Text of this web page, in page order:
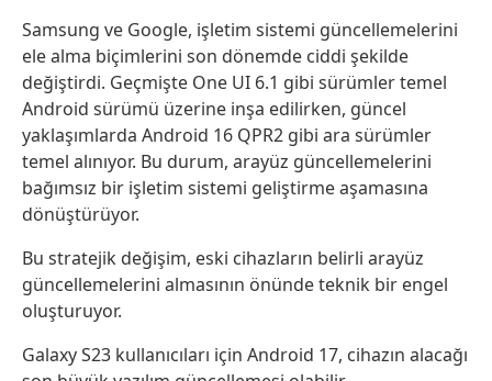
Samsung ve Google, işletim sistemi güncellemelerini
ele alma biçimlerini son dönemde ciddi şekilde
değiştirdi. Geçmişte One UI 6.1 gibi sürümler temel
Android sürümü üzerine inşa edilirken, güncel
yaklaşımlarda Android 16 QPR2 gibi ara sürümler
temel alınıyor. Bu durum, arayüz güncellemelerini
bağımsız bir işletim sistemi geliştirme aşamasına
dönüştürüyor.
Bu stratejik değişim, eski cihazların belirli arayüz
güncellemelerini almasının önünde teknik bir engel
oluşturuyor.
Galaxy S23 kullanıcıları için Android 17, cihazın alacağı